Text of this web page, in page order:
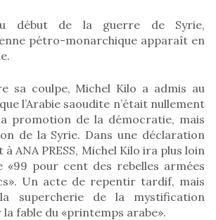
début de la guerre de Syrie,
pétro-monarchique apparaît en
sa coulpe, Michel Kilo a admis au
l’Arabie saoudite n’était nullement
promotion de la démocratie, mais
de la Syrie. Dans une déclaration
ANA PRESS, Michel Kilo ira plus loin
«99 pour cent des rebelles armées
Un acte de repentir tardif, mais
supercherie de la mystification
fable du «printemps arabe».